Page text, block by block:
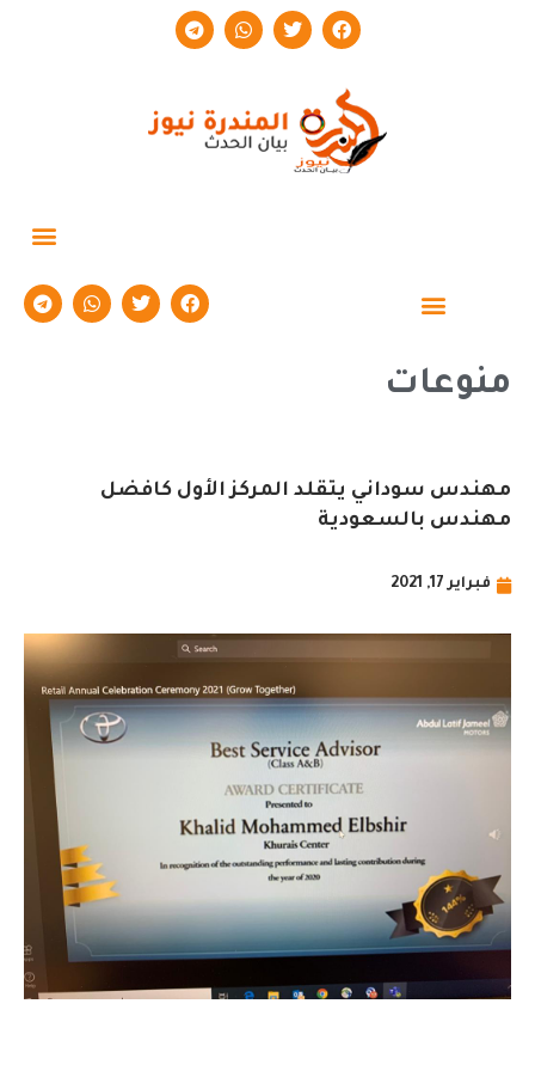
منوعات
مهندس سوداني يتقلد المركز الأول كافضل
مهندس بالسعودية
فبراير 17, 2021